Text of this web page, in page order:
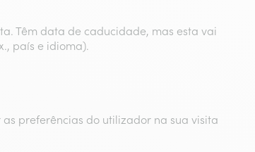
Têm data de caducidade, mas esta vai
país e idioma).
preferências do utilizador na sua visita